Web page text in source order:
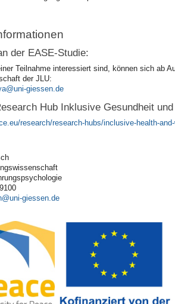
der EASE-Studie:
Teilnahme interessiert sind, können sich ab
der JLU:
Hub Inklusive Gesundheit
research/research-hubs/inclusive-health-